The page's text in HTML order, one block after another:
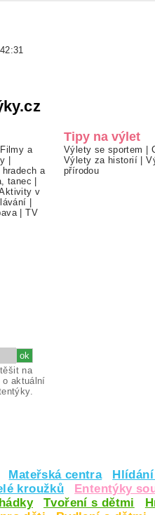
Filmy a
a
tanec
v
|TV
Tipy na výlet
Výlety se sportem
Výlety za historií |
přírodou
na
aktuální
Mateřská centra
kroužků Ententýky
Tvoření s dětmi